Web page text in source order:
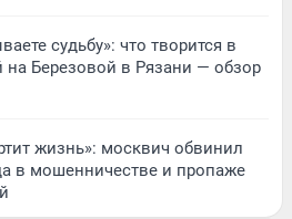
судьбу»: что творится в
Березовой в Рязани — обзор
жизнь»: москвич обвинил
в мошенничестве и пропаже